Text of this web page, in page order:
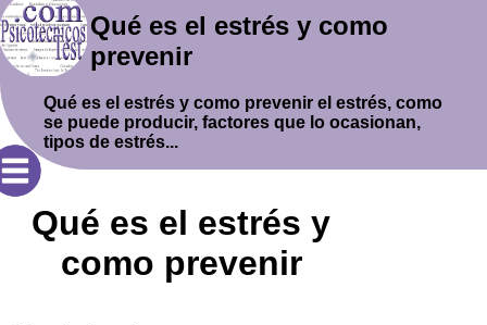
Qué es el estrés y como
prevenir
Qué es el estrés y como prevenir el estrés, como
se puede producir, factores que lo ocasionan,
tipos de estrés...
Qué es el estrés y
como prevenir